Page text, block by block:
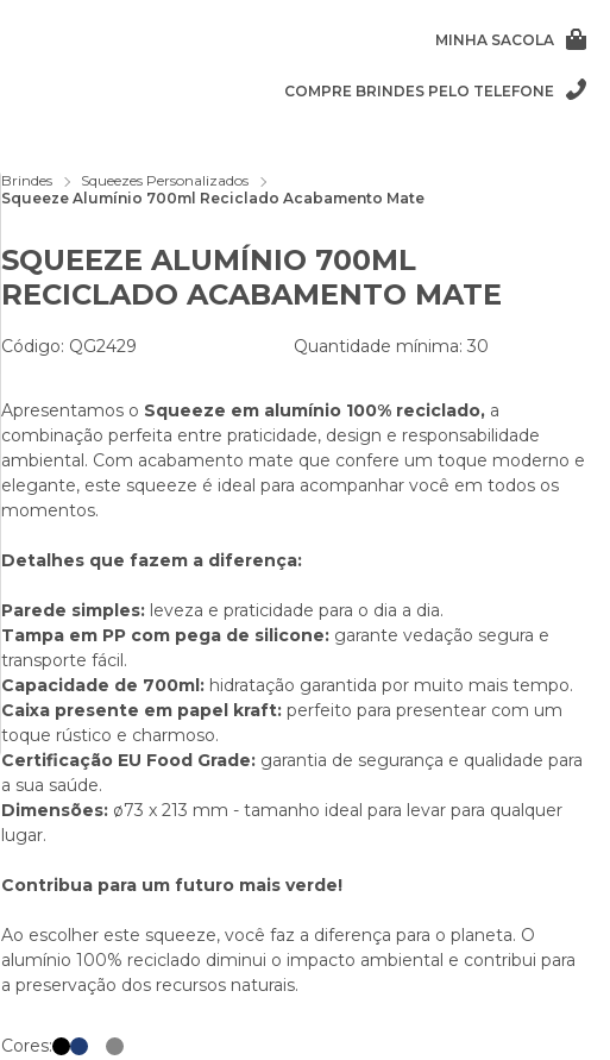
MINHA SACOLA
COMPRE BRINDES PELO TELEFONE
Brindes
Squeezes Personalizados
Squeeze Alumínio 700ml Reciclado Acabamento Mate
SQUEEZE ALUMÍNIO 700ML
RECICLADO ACABAMENTO MATE
Código: QG2429 Quantidade mínima: 30
Apresentamos o Squeeze em alumínio 100% reciclado, a
combinação perfeita entre praticidade, design e responsabilidade
ambiental. Com acabamento mate que confere um toque moderno e
elegante, este squeeze é ideal para acompanhar você em todos os
momentos.
Detalhes que fazem a diferença:
Parede simples: leveza e praticidade para o dia a dia.
Tampa em PP com pega de silicone: garante vedação segura e
transporte fácil.
Capacidade de 700ml: hidratação garantida por muito mais tempo.
Caixa presente em papel kraft: perfeito para presentear com um
toque rústico e charmoso.
Certificação EU Food Grade: garantia de segurança e qualidade para
a sua saúde.
Dimensões: ø73 x 213 mm - tamanho ideal para levar para qualquer
lugar.
Contribua para um futuro mais verde!
Ao escolher este squeeze, você faz a diferença para o planeta. O
alumínio 100% reciclado diminui o impacto ambiental e contribui para
a preservação dos recursos naturais.
Cores: